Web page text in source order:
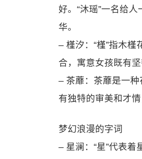
好。“沐瑶”一名给
华。
– 槿汐：“槿”指木槿
合，寓意女孩既有
– 茶蘼：茶蘼是一
有独特的审美和才
梦幻浪漫的字词
– 星澜：“星”代表着